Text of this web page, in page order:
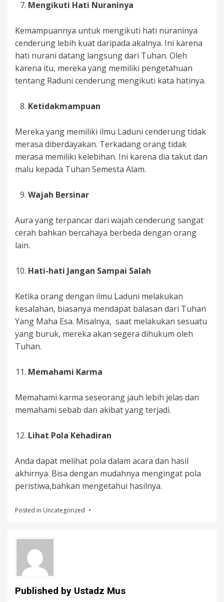
Mengikuti Hati Nuraninya
Kemampuannya untuk mengikuti hati nuraninya
cenderung lebih kuat daripada akalnya. Ini karena
hati nurani datang langsung dari Tuhan. Oleh
karena itu, mereka yang memiliki pengetahuan
tentang Raduni cenderung mengikuti kata hatinya.
Ketidakmampuan
Mereka yang memiliki ilmu Laduni cenderung tidak
merasa diberdayakan. Terkadang orang tidak
merasa memiliki kelebihan. Ini karena dia takut dan
malu kepada Tuhan Semesta Alam.
Wajah Bersinar
Aura yang terpancar dari wajah cenderung sangat
cerah bahkan bercahaya berbeda dengan orang
lain.
Hati-hati Jangan Sampai Salah
Ketika orang dengan ilmu Laduni melakukan
kesalahan, biasanya mendapat balasan dari Tuhan
Yang Maha Esa. Misalnya, saat melakukan sesuatu
yang buruk, mereka akan segera dihukum oleh
Tuhan.
Memahami Karma
Memahami karma seseorang jauh lebih jelas dan
memahami sebab dan akibat yang terjadi.
Lihat Pola Kehadiran
Anda dapat melihat pola dalam acara dan hasil
akhirnya. Bisa dengan mudahnya mengingat pola
peristiwa,bahkan mengetahui hasilnya.
Posted in Uncategorized
Published by Ustadz Mus